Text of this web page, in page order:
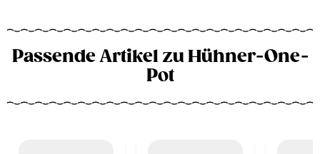
Passende Artikel zu Hühner-One-
Pot